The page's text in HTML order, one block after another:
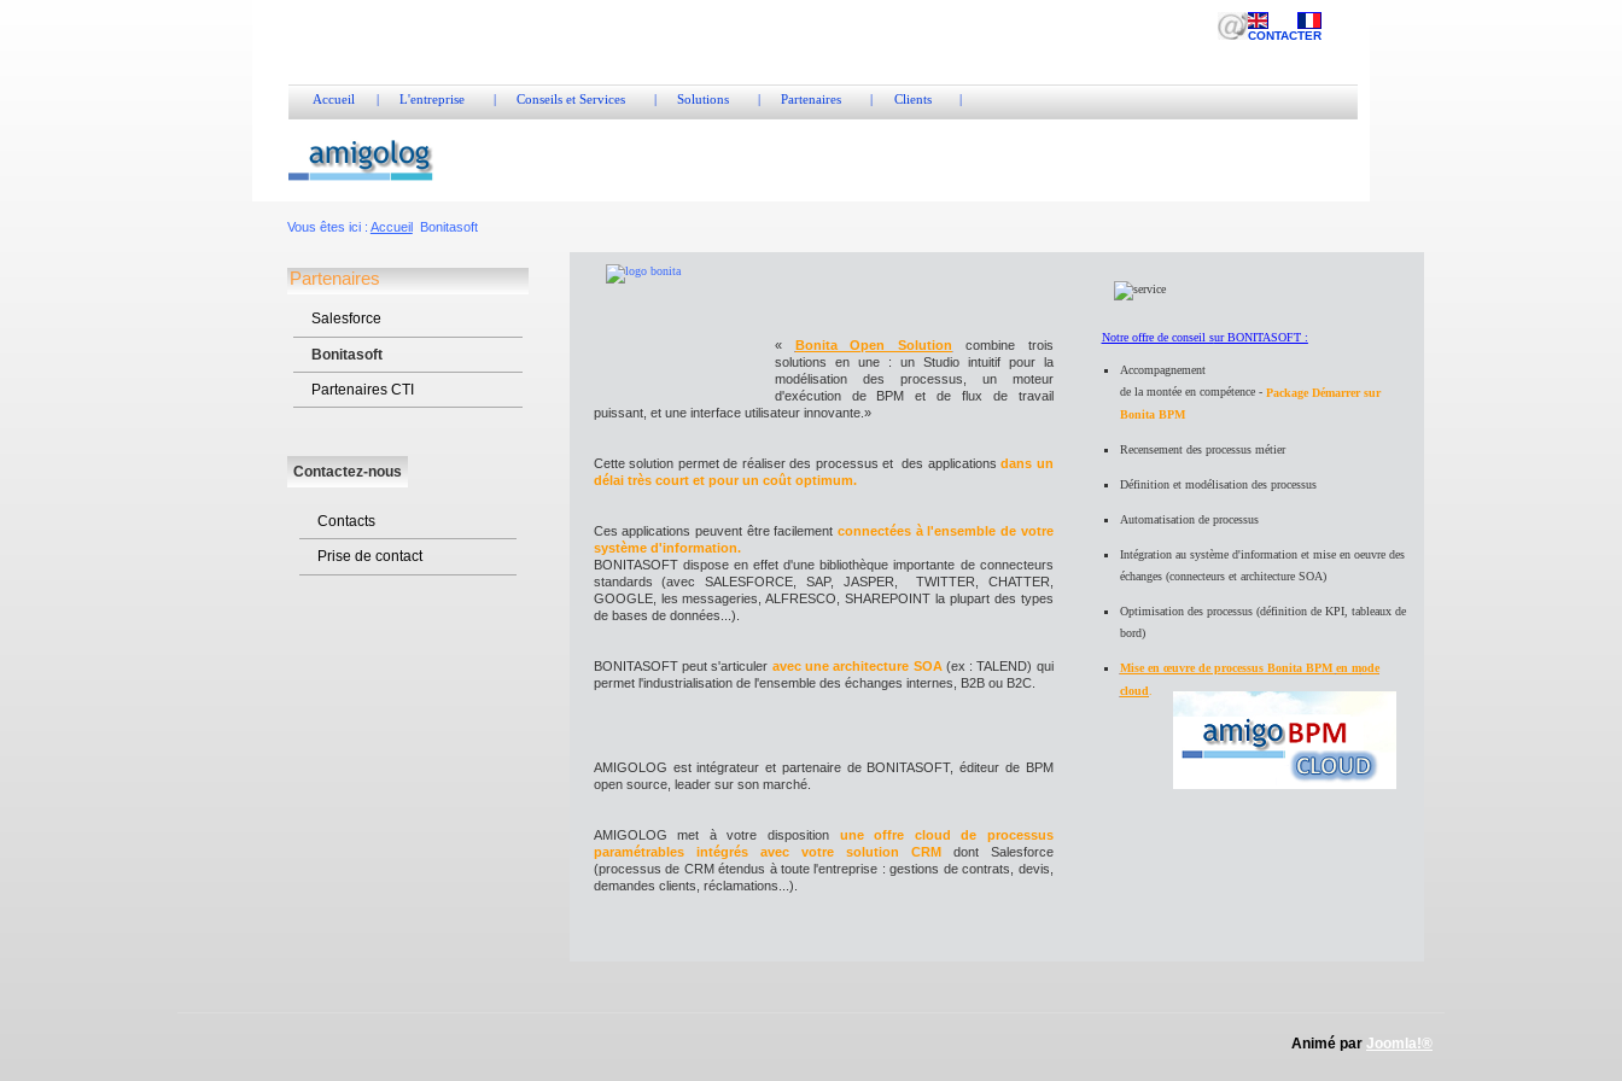
Accueil | L'entreprise | Conseils et Services | Solutions | Partenaires | Clients |
CONTACTER
Vous êtes ici : Accueil Bonitasoft
Partenaires
Salesforce
Bonitasoft
Partenaires CTI
Contactez-nous
Contacts
Prise de contact
« Bonita Open Solution combine trois
solutions en une : un Studio intuitif pour la
modélisation des processus, un moteur
d'exécution de BPM et de flux de travail
puissant, et une interface utilisateur innovante.»
Cette solution permet de réaliser des processus et des applications dans un
délai très court et pour un coût optimum.
Ces applications peuvent être facilementconnectées à l'ensemble de votre
système d'information.
BONITASOFT dispose en effet d'une bibliothèque importante de connecteurs
standards (avec SALESFORCE, SAP, JASPER, TWITTER, CHATTER,
GOOGLE, les messageries, ALFRESCO, SHAREPOINT la plupart des types
de bases de données...).
BONITASOFT peut s'articuler avec une architecture SOA(ex : TALEND) qui
permet l'industrialisation de l'ensemble des échanges internes, B2B ou B2C.
AMIGOLOG est intégrateur et partenaire de BONITASOFT, éditeur de BPM
open source, leader sur son marché.
AMIGOLOG met à votre disposition une offre cloud de processus
paramétrables intégrés avec votre solution CRM
dont Salesforce
(processus de CRM étendus à toute l'entreprise : gestions de contrats, devis,
demandes clients, réclamations...).
Notre offre de conseil sur BONITASOFT :
Accompagnement
de la montée en compétence - Package Démarrer sur
Bonita BPM
Recensement des processus métier
Définition et modélisation des processus
Automatisation de processus
Intégration au système d'information et mise en oeuvre des
échanges (connecteurs et architecture SOA)
Optimisation des processus (définition de KPI, tableaux de
bord)
Mise en œuvre de processus Bonita BPM en mode
cloud.
Animé par Joomla!®